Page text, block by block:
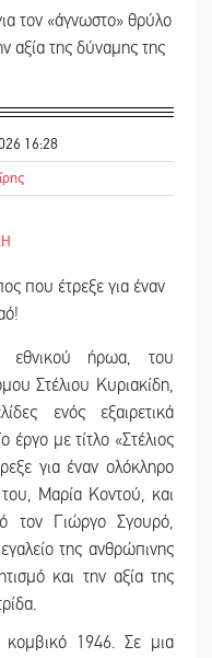
τον «άγνωστο» θρύλο
αξία της δύναμης της
16:28
εθνικού ήρωα, του
Στέλιου Κυριακίδη,
ενός εξαιρετικά
έργο με τίτλο «Στέλιος
για έναν ολόκληρο
Μαρία Κοντού, και
τον Γιώργο Σγουρό,
της ανθρώπινης
και την αξία της
1946. Σε μια